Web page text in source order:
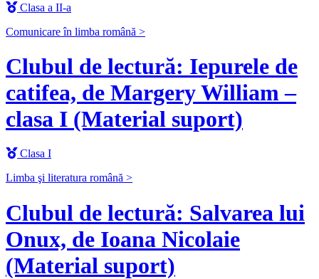
Clasa a II-a
Comunicare în limba română >
Clubul de lectură: Iepurele de
catifea, de Margery William –
clasa I (Material suport)
Clasa I
Limba şi literatura română >
Clubul de lectură: Salvarea lui
Onux, de Ioana Nicolaie
(Material suport)